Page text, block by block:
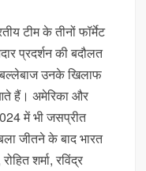
टीम के तीनों फॉर्मेट
प्रदर्शन की बदौलत
बल्लेबाज उनके खिलाफ
हैं। अमेरिका और
में भी जसप्रीत
जीतने के बाद भारत
शर्मा, रविंद्र